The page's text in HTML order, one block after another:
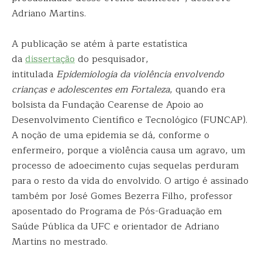
Adriano Martins.
A publicação se atém à parte estatística
dadissertaçãodo pesquisador,
intitulada Epidemiologia da violência envolvendo
crianças e adolescentes em Fortaleza, quando era
bolsista da Fundação Cearense de Apoio ao
Desenvolvimento Científico e Tecnológico (FUNCAP).
A noção de uma epidemia se dá, conforme o
enfermeiro, porque a violência causa um agravo, um
processo de adoecimento cujas sequelas perduram
para o resto da vida do envolvido. O artigo é assinado
também por José Gomes Bezerra Filho, professor
aposentado do Programa de Pós-Graduação em
Saúde Pública da UFC e orientador de Adriano
Martins no mestrado.